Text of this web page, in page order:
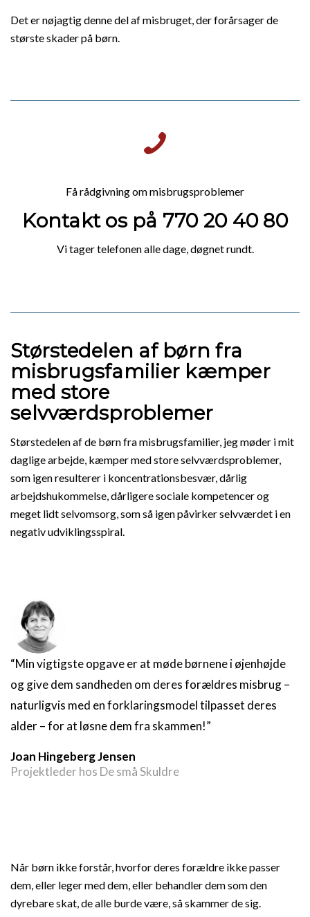
Det er nøjagtig denne del af misbruget, der forårsager de
største skader på børn.
Få rådgivning om misbrugsproblemer
Kontakt os på 770 20 40 80
Vi tager telefonen alle dage, døgnet rundt.
Størstedelen af børn fra
misbrugsfamilier kæmper
med store
selvværdsproblemer
Størstedelen af de børn fra misbrugsfamilier, jeg møder i mit
daglige arbejde, kæmper med store selvværdsproblemer,
som igen resulterer i koncentrationsbesvær, dårlig
arbejdshukommelse, dårligere sociale kompetencer og
meget lidt selvomsorg, som så igen påvirker selvværdet i en
negativ udviklingsspiral.
“Min vigtigste opgave er at møde børnene i øjenhøjde
og give dem sandheden om deres forældres misbrug –
naturligvis med en forklaringsmodel tilpasset deres
alder – for at løsne dem fra skammen!”
Joan Hingeberg Jensen
Projektleder hos De små Skuldre
Når børn ikke forstår, hvorfor deres forældre ikke passer
dem, eller leger med dem, eller behandler dem som den
dyrebare skat, de alle burde være, så skammer de sig.